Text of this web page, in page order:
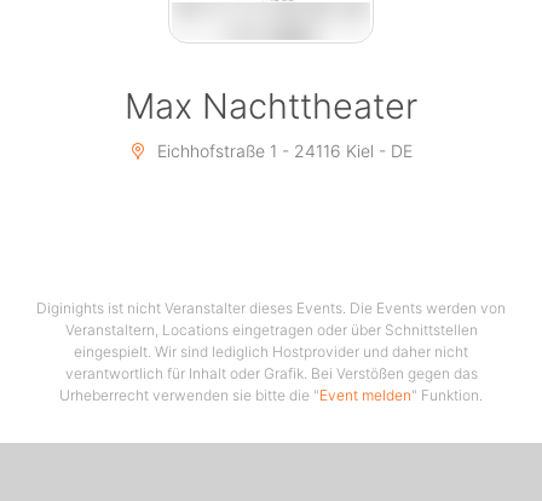
Max Nachttheater
Eichhofstraße 1 - 24116 Kiel - DE
Diginights ist nicht Veranstalter dieses Events. Die Events werden von
Veranstaltern, Locations eingetragen oder über Schnittstellen
eingespielt. Wir sind lediglich Hostprovider und daher nicht
verantwortlich für Inhalt oder Grafik. Bei Verstößen gegen das
Urheberrecht verwenden sie bitte die "Event melden" Funktion.